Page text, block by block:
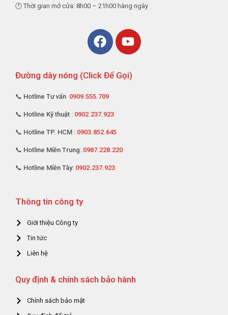
🕐 Thời gian mở cửa: 8h00 – 21h00 hàng ngày
Đường dây nóng (Click Để Gọi)
📞 Hotline Tư vấn 0909.555.709
📞 Hotline Kỹ thuật : 0902.237.923
📞 Hotline TP. HCM : 0903.852.645
📞 Hotline Miền Trung: 0987.228.220
📞 Hotline Miền Tây: 0902.237.923
Thông tin công ty
Giới thiệu Công ty
Tin tức
Liên hệ
Quy định & chính sách bảo hành
Chính sách bảo mật